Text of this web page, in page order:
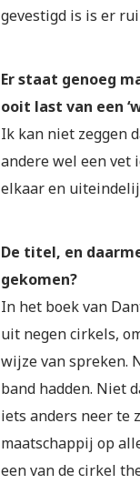
gevestigd is is er
Er staat genoeg
ooit last van een
Ik kan niet zeggen
andere wel een vet
elkaar en
De titel, en
gekomen?
In het boek van
uit negen cirkels,
wijze van spreken.
band hadden. Niet
iets anders neer te
maatschappij op
een van de cirkel